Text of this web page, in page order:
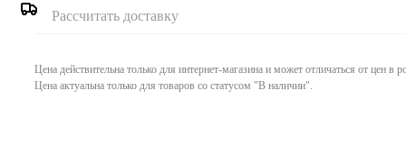
Рассчитать доставку
Цена действительна только для интернет-магазина и может отличаться от цен в
Цена актуальна только для товаров со статусом "В наличии".